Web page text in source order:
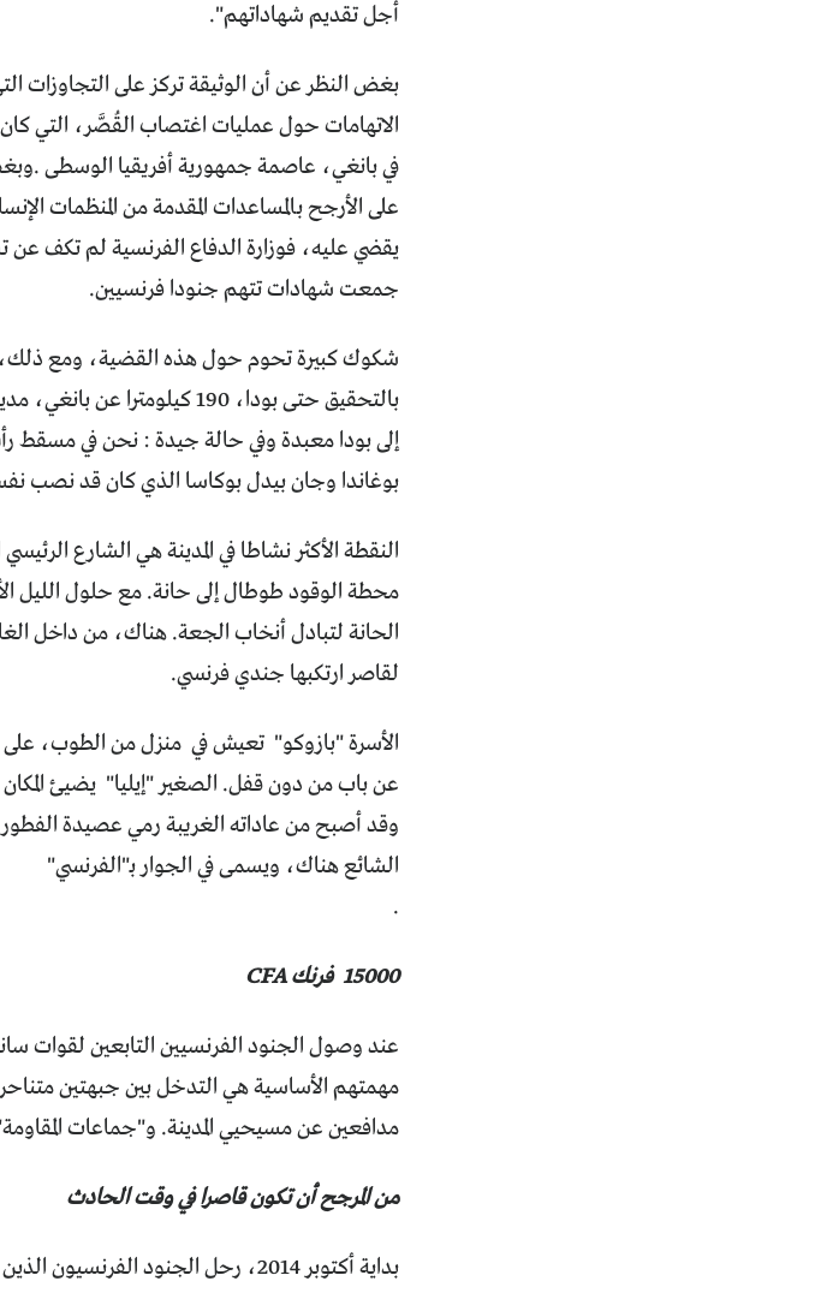
أجل تقديم شهاداتهم".
بغض النظر عن أن الوثيقة تركز على التجاوزات
الاتهامات حول عمليات اغتصاب القُصَّر، التي
في بانغي، عاصمة جمهورية أفريقيا الوسطى .
على الأرجح بالمساعدات المقدمة من المنظمات
يقضي عليه، فوزارة الدفاع الفرنسية لم تكف
جمعت شهادات تتهم جنودا فرنسيين.
شكوك كبيرة تحوم حول هذه القضية، ومع ذلك،
بالتحقيق حتى بودا، 190
إلى بودا معبدة وفي حالة جيدة : نحن في مسقط
بوغاندا وجان بيدل بوكاسا الذي كان قد نصب
النقطة الأكثر نشاطا في المدينة هي الشارع
محطة الوقود طوطال إلى حانة. مع حلول الليل
الحانة لتبادل أنخاب الجعة. هناك، من داخل
لقاصر ارتكبها جندي فرنسي.
عن باب من دون قفل. الصغير "إيليا" يضيئ
وقد أصبح من عاداته الغريبة رمي عصيدة
الشائع هناك، ويسمى في الجوار بـ"الفرنسي"
.
15000 فرنكCFA
عند وصول الجنود الفرنسيين التابعين لقوات سانغاريس إلى بودا في
مهمتهم الأساسية هي التدخل بين جبهتين
مدافعين عن مسيحيي المدينة. و"جماعات
من المرجح أن تكون قاصرا في وقت الحادث
بداية أكتوبر 2014، رحل الجنود